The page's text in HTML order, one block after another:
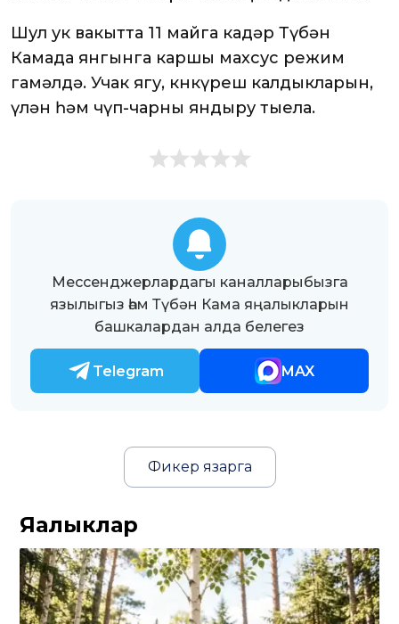
Шул ук вакытта 11 майга кадәр Түбән
Камада янгынга каршы махсус режим
гамәлдә. Учак ягу, көнкүреш калдыкларын,
үлән һәм чүп-чарны яндыру тыела.
Мессенджерлардагы каналларыбызга
язылыгыз һәм Түбән Кама яңалыкларын
башкалардан алда белегез
Telegram MAX
Фикер язарга
Яңалыклар